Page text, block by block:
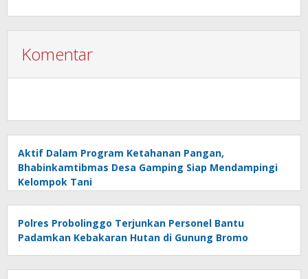
Komentar
Aktif Dalam Program Ketahanan Pangan,
Bhabinkamtibmas Desa Gamping Siap Mendampingi
Kelompok Tani
Polres Probolinggo Terjunkan Personel Bantu
Padamkan Kebakaran Hutan di Gunung Bromo